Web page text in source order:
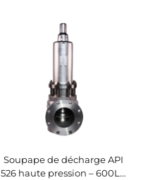
Décharge haute pression
réglable (425°C) – Conçue
pour applications
chaudières de centrales
électriques
Soupape de décharge API
526 haute pression – 600LB